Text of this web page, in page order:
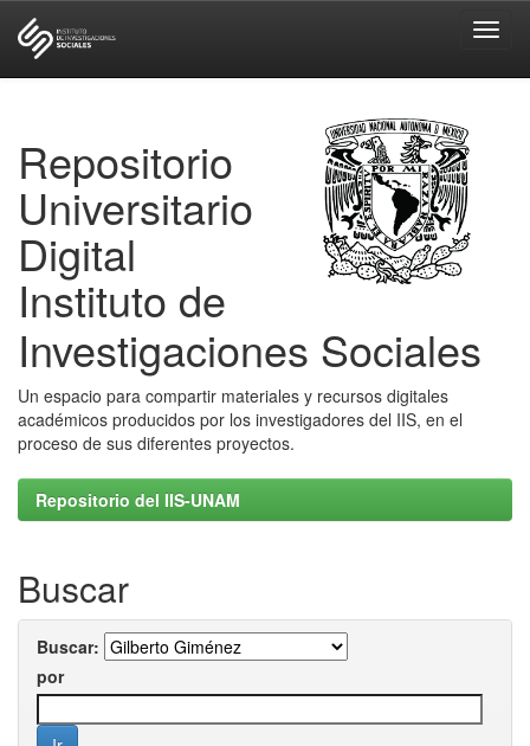
Repositorio
Universitario
Digital
Instituto de
Investigaciones Sociales
Un espacio para compartir materiales y recursos digitales
académicos producidos por los investigadores del IIS, en el
proceso de sus diferentes proyectos.
Repositorio del IIS-UNAM
Buscar
Buscar:
por